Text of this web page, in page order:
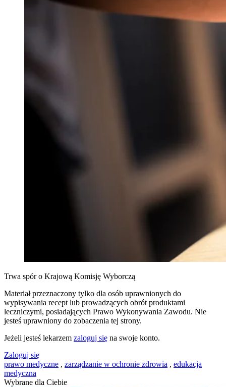
Trwa spór o Krajową Komisję Wyborczą
Materiał przeznaczony tylko dla osób uprawnionych do
wypisywania recept lub prowadzących obrót produktami
leczniczymi, posiadających Prawo Wykonywania Zawodu. Nie
jesteś uprawniony do zobaczenia tej strony.
Jeżeli jesteś lekarzem zaloguj się na swoje konto.
Zaloguj się
prawo medyczne , zarządzanie w ochronie zdrowia , edukacja
medyczna
Wybrane dla Ciebie